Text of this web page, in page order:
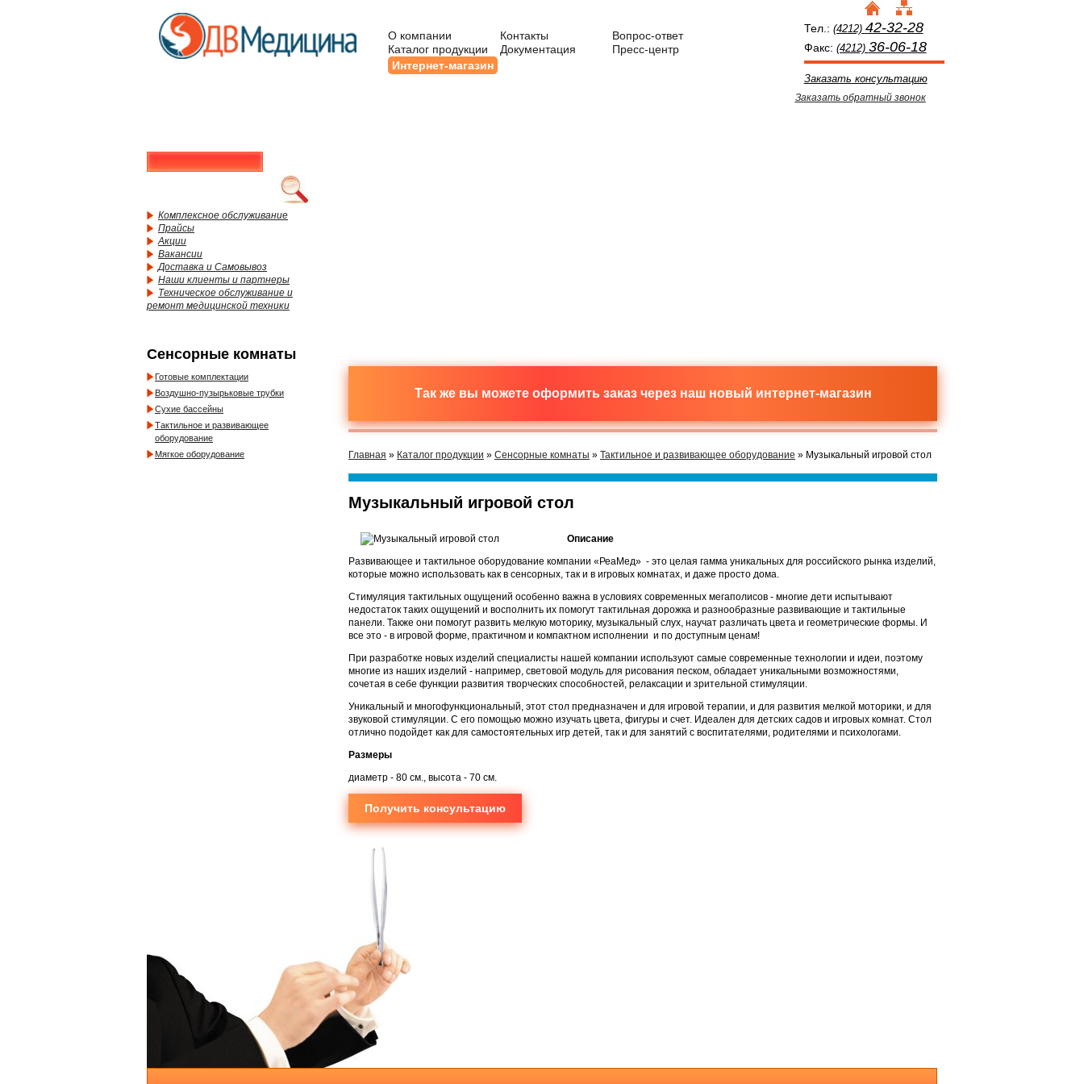
О компании Контакты
Вопрос-ответ
Каталог продукции
Документация
Пресс-центр
Интернет-магазин
Тел.: (4212) 42-32-28
Факс: (4212) 36-06-18
Заказать консультацию
Заказать обратный звонок
Комплексное обслуживание
Прайсы
Акции
Вакансии
Доставка и Самовывоз
Наши клиенты и партнеры
Техническое обслуживание и
ремонт медицинской техники
Сенсорные комнаты
Готовые комплектации
Воздушно-пузырьковые трубки
Сухие бассейны
Тактильное и развивающее
оборудование
Мягкое оборудование
Так же вы можете оформить заказ через наш новый интернет-магазин
Главная » Каталог продукции » Сенсорные комнаты » Тактильное и развивающее оборудование » Музыкальный игровой стол
Музыкальный игровой стол
Описание
Развивающее и тактильное оборудование компании «РеаМед» - это целая гамма уникальных для российского рынка изделий,
которые можно использовать как в сенсорных, так и в игровых комнатах, и даже просто дома.
Стимуляция тактильных ощущений особенно важна в условиях современных мегаполисов - многие дети испытывают
недостаток таких ощущений и восполнить их помогут тактильная дорожка и разнообразные развивающие и тактильные
панели. Также они помогут развить мелкую моторику, музыкальный слух, научат различать цвета и геометрические формы. И
все это - в игровой форме, практичном и компактном исполнении и по доступным ценам!
При разработке новых изделий специалисты нашей компании используют самые современные технологии и идеи, поэтому
многие из наших изделий - например, световой модуль для рисования песком, обладает уникальными возможностями,
сочетая в себе функции развития творческих способностей, релаксации и зрительной стимуляции.
Уникальный и многофункциональный, этот стол предназначен и для игровой терапии, и для развития мелкой моторики, и для
звуковой стимуляции. С его помощью можно изучать цвета, фигуры и счет. Идеален для детских садов и игровых комнат. Стол
отлично подойдет как для самостоятельных игр детей, так и для занятий с воспитателями, родителями и психологами.
Размеры
диаметр - 80 см., высота - 70 см.
Получить консультацию